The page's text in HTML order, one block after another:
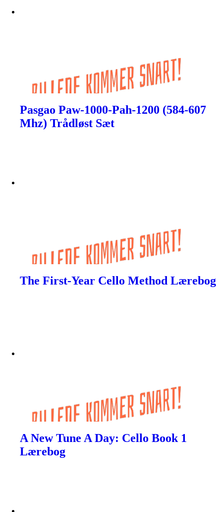
Pasgao Paw-1000-Pah-1200 (584-607
Mhz) Trådløst Sæt
The First-Year Cello Method Lærebog
A New Tune A Day: Cello Book 1
Lærebog